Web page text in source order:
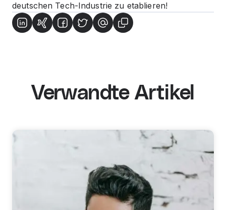
deutschen Tech-Industrie zu etablieren!
Verwandte Artikel